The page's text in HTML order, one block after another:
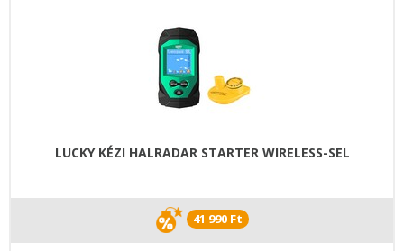
LUCKY KÉZI HALRADAR STARTER WIRELESS-SEL
41 990 Ft